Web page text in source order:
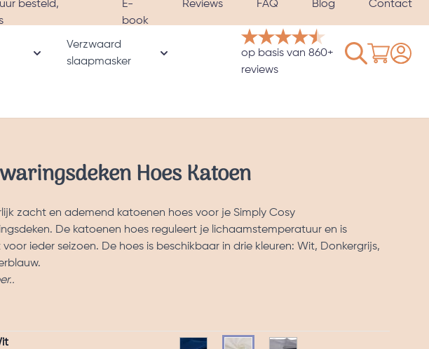
besteld,
E-
book
Reviews FAQ Blog Contact
categorie
Toon submenu voor Hoezen & Satijnen kussenslopen categorie
Verzwaard
slaapmasker
Toon submenu voor Verzwaard slaapmasker
op basis van 860+
reviews
Hoes Katoen
zacht en ademend katoenen hoes voor je Simply Cosy
De katoenen hoes reguleert je lichaamstemperatuur en is
ieder seizoen. De hoes is beschikbaar in drie kleuren: Wit, Donkergrijs,